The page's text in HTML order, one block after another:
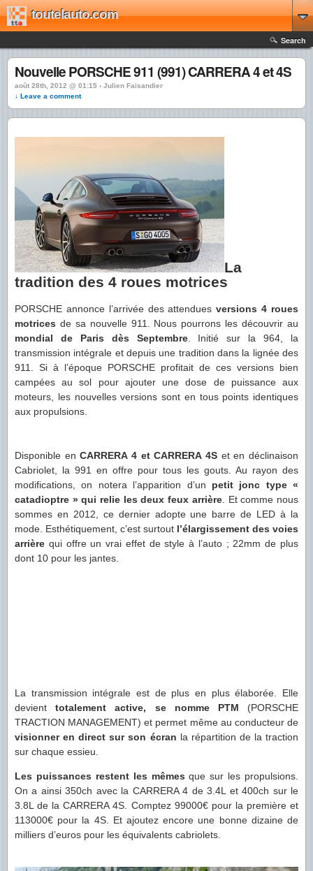
toutelauto.com
Search
Nouvelle PORSCHE 911 (991) CARRERA 4 et 4S
août 28th, 2012 @ 01:15 › Julien Faisandier
↓ Leave a comment
La
tradition des 4 roues motrices
PORSCHE annonce l’arrivée des attenduesversions 4 roues
motrices de sa nouvelle 911. Nous pourrons les découvrir au
mondial de Paris dès Septembre. Initié sur la 964, la
transmission intégrale et depuis une tradition dans la lignée des
911. Si à l’époque PORSCHE profitait de ces versions bien
campées au sol pour ajouter une dose de puissance aux
moteurs, les nouvelles versions sont en tous points identiques
aux propulsions.
Disponible enCARRERA 4 et CARRERA 4S et en déclinaison
Cabriolet, la 991 en offre pour tous les gouts. Au rayon des
modifications, on notera l’apparition d’un petit jonc type «
catadioptre » qui relie les deux feux arrière. Et comme nous
sommes en 2012, ce dernier adopte une barre de LED à la
mode. Esthétiquement, c’est surtout l’élargissement des voies
arrière qui offre un vrai effet de style à l’auto ; 22mm de plus
dont 10 pour les jantes.
La transmission intégrale est de plus en plus élaborée. Elle
devient totalement active, se nomme PTM (PORSCHE
TRACTION MANAGEMENT) et permet même au conducteur de
visionner en direct sur son écran la répartition de la traction
sur chaque essieu.
Les puissances restent les mêmes que sur les propulsions.
On a ainsi 350ch avec la CARRERA 4 de 3.4L et 400ch sur le
3.8L de la CARRERA 4S. Comptez 99000€ pour la première et
113000€ pour la 4S. Et ajoutez encore une bonne dizaine de
milliers d’euros pour les équivalents cabriolets.